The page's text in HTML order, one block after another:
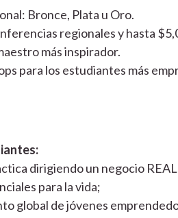
Bronce, Plata u Oro.
regionales y hasta
más inspirador.
para los estudiantes más
dirigiendo un negocio
para la vida;
global de jóvenes